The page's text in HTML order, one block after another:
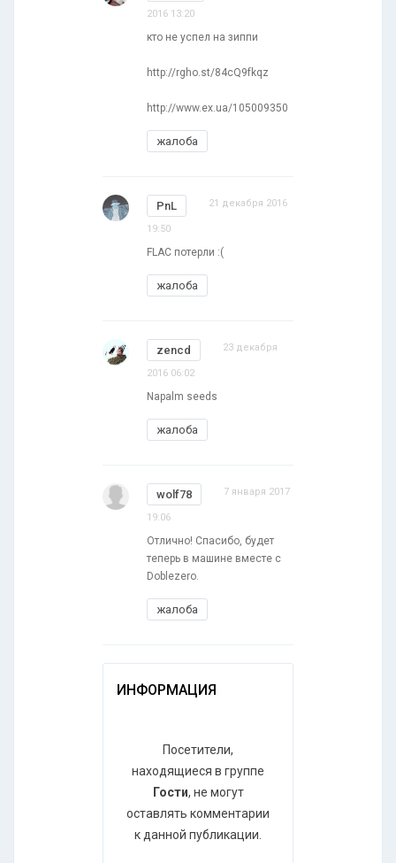
2016 13:20
кто не успел на зиппи
http://rgho.st/84cQ9fkqz
http://www.ex.ua/105009350
жалоба
PnL 21 декабря 2016
19:50
FLAC потерли :(
жалоба
zencd 23 декабря
2016 06:02
Napalm seeds
жалоба
wolf78 7 января 2017
19:06
Отлично! Спасибо, будет
теперь в машине вместе с
Doblezero.
жалоба
ИНФОРМАЦИЯ
Посетители,
находящиеся в группе
Гости, не могут
оставлять комментарии
к данной публикации.